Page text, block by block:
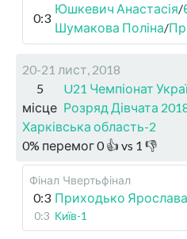
0:3
Юшкевич Анастасія/
Шумакова Поліна/
20-21 лист, 2018
5
місце
U21 Чемпіонат
Розряд Дівчата
Харківська область-2
0% перемог0👍 vs 1 👎
Фінал Чвертьфінал
0:3 Приходько Ярослава
0:3 Київ-1